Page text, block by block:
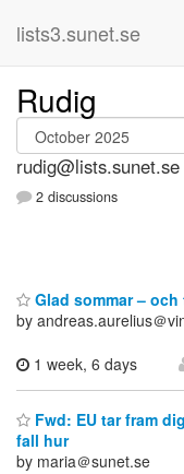
lists3.sunet.se
Rudig
rudig@lists.sunet.se
2 discussions
Glad sommar –
by andreas.aurelius＠
1 week, 6 days
Fwd: EU tar fram
fall hur
by maria＠sunet.se